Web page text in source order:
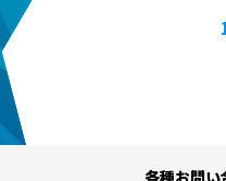
各種お問い